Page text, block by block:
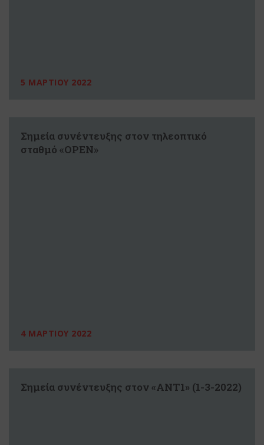
5 ΜΑΡΤΙΟΥ 2022
Σημεία συνέντευξης στον τηλεοπτικό
σταθμό «OPEN»
4 ΜΑΡΤΙΟΥ 2022
Σημεία συνέντευξης στον «ΑΝΤ1» (1-3-2022)